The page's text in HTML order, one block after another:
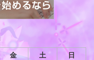
金 土
日